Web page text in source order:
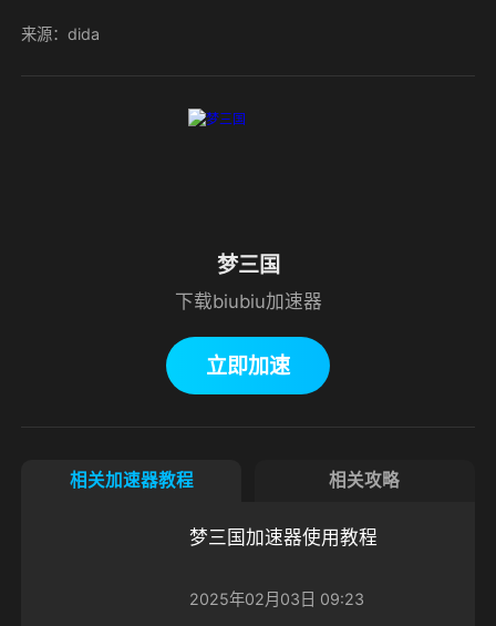
来源：dida
梦三国
下载biubiu加速器
立即加速
相关加速器教程 相关攻略
梦三国加速器使用教程
2025年02月03日 09:23